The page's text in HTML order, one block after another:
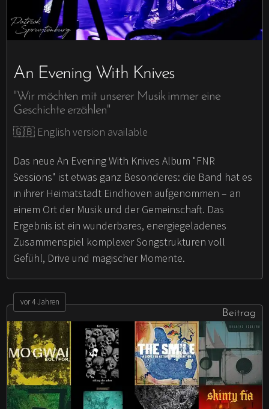
An Evening With Knives
"Wir möchten mit unserer Musik immer eine
Geschichte erzählen"
🇬🇧 English version available
Das neue An Evening With Knives Album "FNR
Sessions" ist etwas ganz Besonderes: die Band hat es
in ihrer Heimatstadt Eindhoven aufgenommen – an
einem Ort der Musik und der Gemeinschaft. Das
Ergebnis ist ein wunderbares, energiegeladenes
Zusammenspiel komplexer Songstrukturen voll
Gefühl, Drive und magischer Momente.
vor 4 Jahren
Beitrag